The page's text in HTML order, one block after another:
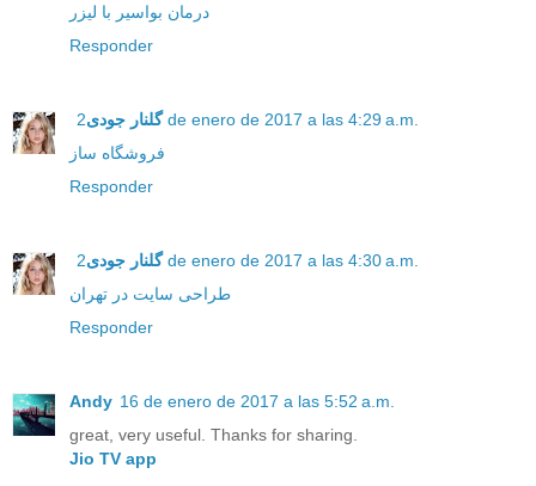
درمان بواسیر با لیزر
Responder
گلنار جودی2 de enero de 2017 a las 4:29 a.m.
Responder
گلنار جودی2 de enero de 2017 a las 4:30 a.m.
Responder
Andy 16 de enero de 2017 a las 5:52 a.m.
great, very useful. Thanks for sharing.
Jio TV app